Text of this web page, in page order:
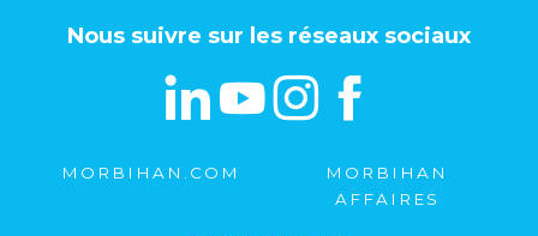
Nous suivre sur les réseaux sociaux
MORBIHAN.COM
MORBIHAN
AFFAIRES